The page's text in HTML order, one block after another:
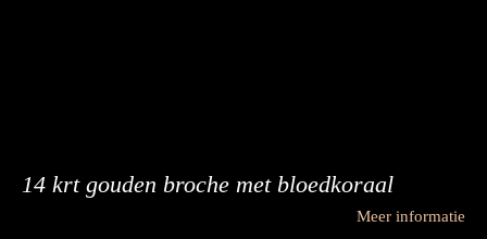
14 krt gouden broche met bloedkoraal
Meer informatie